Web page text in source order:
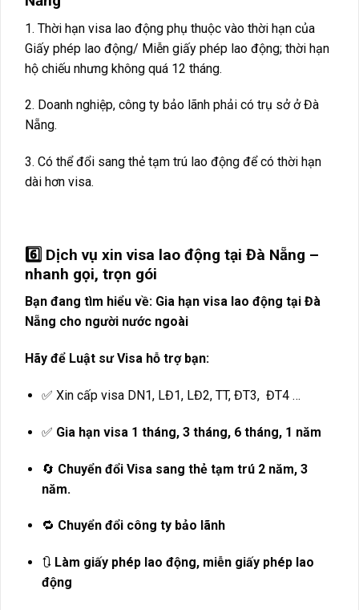
1. Thời hạn visa lao động phụ thuộc vào thời hạn của
Giấy phép lao động/ Miễn giấy phép lao động; thời hạn
hộ chiếu nhưng không quá 12 tháng.
2. Doanh nghiệp, công ty bảo lãnh phải có trụ sở ở Đà
Nẵng.
3. Có thể đổi sang thẻ tạm trú lao động để có thời hạn
dài hơn visa.
6️⃣ Dịch vụ xin visa lao động tại Đà Nẵng –
nhanh gọi, trọn gói
Bạn đang tìm hiểu về: Gia hạn visa lao động tại Đà
Nẵng cho người nước ngoài
Hãy để Luật sư Visa hỗ trợ bạn:
✅ Xin cấp visa DN1, LĐ1, LĐ2, TT, ĐT3, ĐT4 …
✅ Gia hạn visa 1 tháng, 3 tháng, 6 tháng, 1 năm
🔄 Chuyển đổi Visa sang thẻ tạm trú 2 năm, 3
năm.
🔁 Chuyển đổi công ty bảo lãnh
🔃 Làm giấy phép lao động, miễn giấy phép lao
động